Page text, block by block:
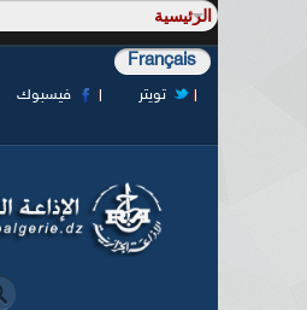
Français
فيسبوك
تويتر